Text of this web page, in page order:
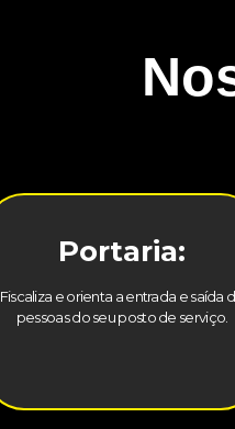
Portaria:
Fiscaliza e orienta a entrada e saída
pessoas do seu posto de serviço.